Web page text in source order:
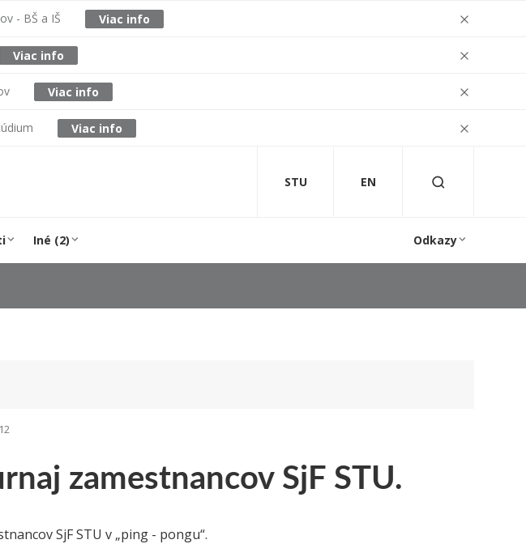
- BŠ a IŠ Viac info
Viac info
Viac info
Viac info
STU EN
Iné (2) Odkazy
zamestnancov SjF STU.
SjF STU v „ping - pongu“.